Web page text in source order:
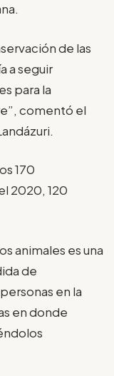
de las
a seguir
para la
comentó el
170
2020, 120
animales es una
de
en la
en donde